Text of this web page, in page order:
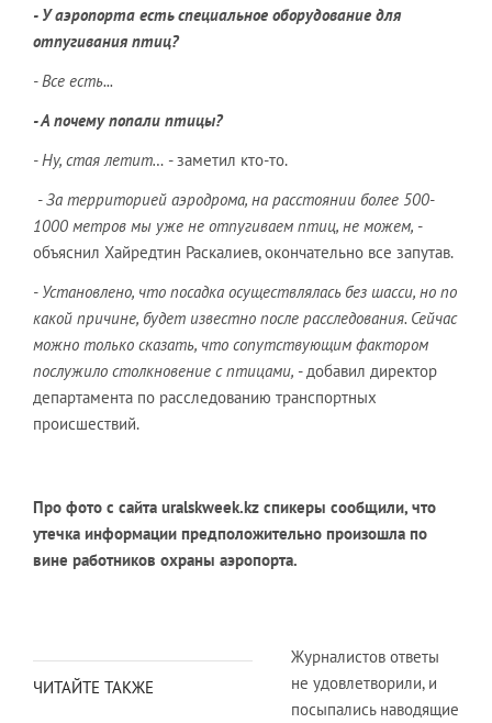
- У аэропорта есть специальное оборудование для
отпугивания птиц?
- Все есть...
- А почему попали птицы?
- Ну, стая летит… - заметил кто-то.
- За территорией аэродрома, на расстоянии более 500-
1000 метров мы уже не отпугиваем птиц, не можем, -
объяснил Хайредтин Раскалиев, окончательно все запутав.
- Установлено, что посадка осуществлялась без шасси, но по
какой причине, будет известно после расследования. Сейчас
можно только сказать, что сопутствующим фактором
послужило столкновение с птицами, - добавил директор
департамента по расследованию транспортных
происшествий.
Про фото с сайта uralskweek.kz спикеры сообщили, что
утечка информации предположительно произошла по
вине работников охраны аэропорта.
ЧИТАЙТЕ ТАКЖЕ
Журналистов ответы
не удовлетворили, и
посыпались наводящие